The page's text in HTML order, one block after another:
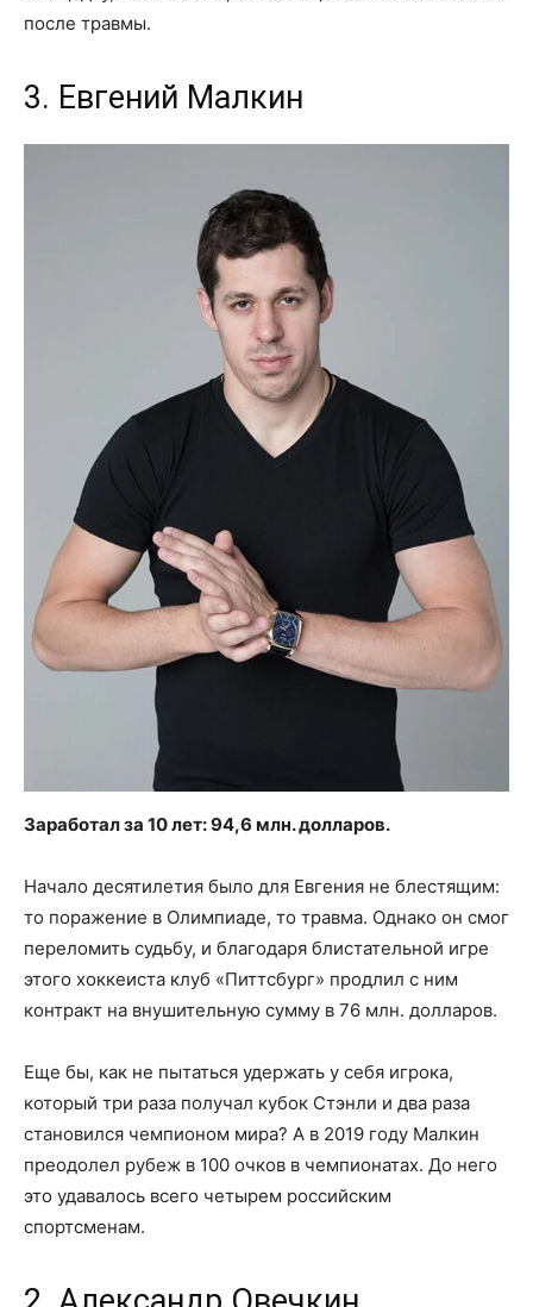
после травмы.
3. Евгений Малкин
Заработал за 10 лет: 94,6 млн. долларов.
Начало десятилетия было для Евгения не блестящим:
то поражение в Олимпиаде, то травма. Однако он смог
переломить судьбу, и благодаря блистательной игре
этого хоккеиста клуб «Питтсбург» продлил с ним
контракт на внушительную сумму в 76 млн. долларов.
Еще бы, как не пытаться удержать у себя игрока,
который три раза получал кубок Стэнли и два раза
становился чемпионом мира? А в 2019 году Малкин
преодолел рубеж в 100 очков в чемпионатах. До него
это удавалось всего четырем российским
спортсменам.